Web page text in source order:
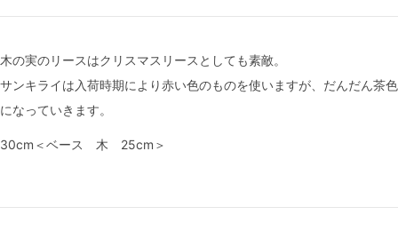
木の実のリースはクリスマスリースとしても素敵。
サンキライは入荷時期により赤い色のものを使いますが、だんだん茶色
になっていきます。
30cm＜ベース 木 25cm＞